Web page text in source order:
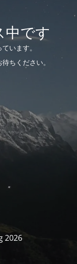
中です
います。
ちください。
2026